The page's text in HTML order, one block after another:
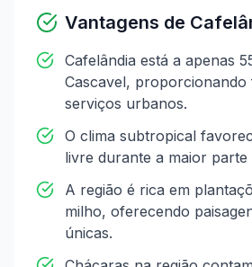
Vantagens de
Cafelândia está a apenas
Cascavel, proporcionando
serviços urbanos.
O clima subtropical
livre durante a maior parte
A região é rica em
milho, oferecendo
únicas.